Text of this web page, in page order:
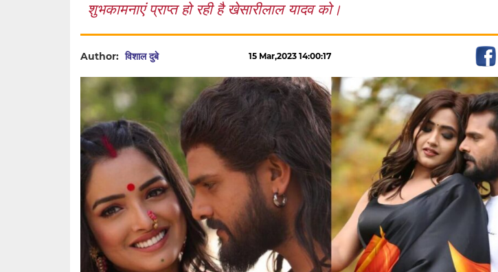
शुभकामनाएं प्राप्त हो रही है खेसारीलाल यादव को।
Author: विशाल दुबे 15 Mar,2023 14:00:17